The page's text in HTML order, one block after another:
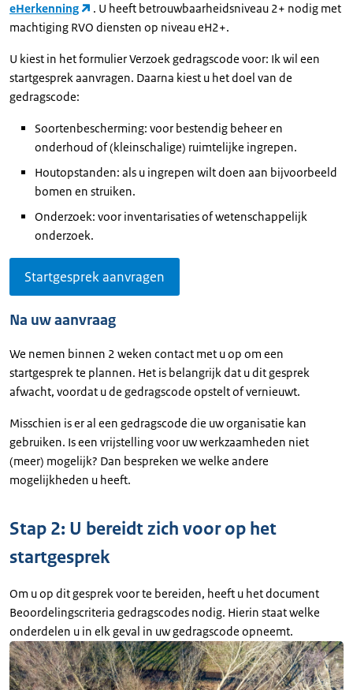
eHerkenning
. U heeft betrouwbaarheidsniveau 2+ nodig met
machtiging RVO diensten op niveau eH2+.
U kiest in het formulier Verzoek gedragscode voor: Ik wil een
startgesprek aanvragen. Daarna kiest u het doel van de
gedragscode:
Soortenbescherming: voor bestendig beheer en
onderhoud of (kleinschalige) ruimtelijke ingrepen.
Houtopstanden: als u ingrepen wilt doen aan bijvoorbeeld
bomen en struiken.
Onderzoek: voor inventarisaties of wetenschappelijk
onderzoek.
Startgesprek aanvragen
Na uw aanvraag
We nemen binnen 2 weken contact met u op om een
startgesprek te plannen. Het is belangrijk dat u dit gesprek
afwacht, voordat u de gedragscode opstelt of vernieuwt.
Misschien is er al een gedragscode die uw organisatie kan
gebruiken. Is een vrijstelling voor uw werkzaamheden niet
(meer) mogelijk? Dan bespreken we welke andere
mogelijkheden u heeft.
Stap 2: U bereidt zich voor op het
startgesprek
Om u op dit gesprek voor te bereiden, heeft u het document
Beoordelingscriteria gedragscodes nodig. Hierin staat welke
onderdelen u in elk geval in uw gedragscode opneemt.